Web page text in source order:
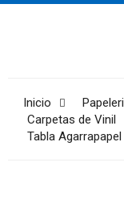
Inicio
Carpetas de Vinil
Tabla